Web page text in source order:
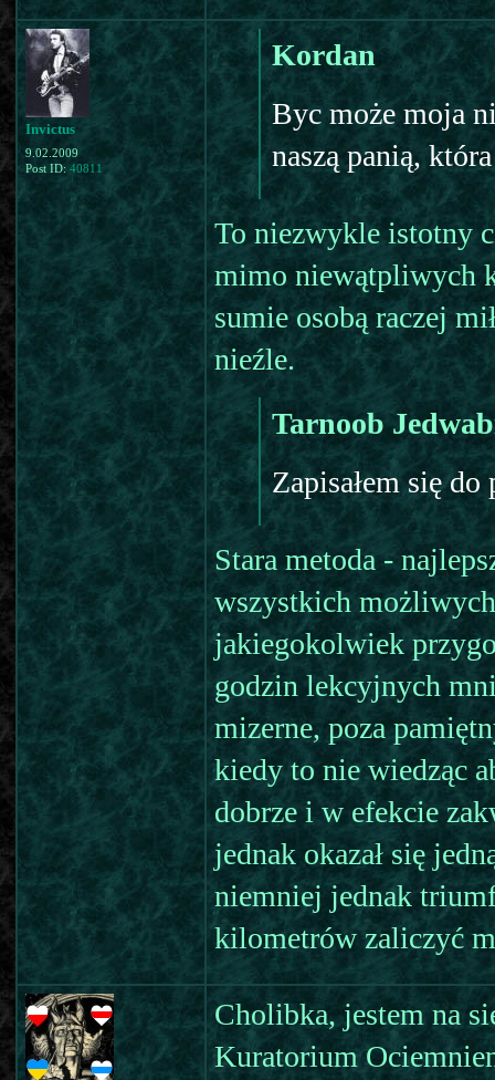
Invictus
9.02.2009
Post ID: 40811
Kordan
Byc może moja
naszą panią,
To niezwykle istotny
mimo niewątpliwych
sumie osobą raczej
nieźle.
Tarnoob
Zapisałem się
Stara metoda -
wszystkich
jakiegokolwiek
godzin lekcyjnych
mizerne, poza
kiedy to nie wiedząc
dobrze i w efekcie
jednak okazał się
niemniej jednak
kilometrów zaliczyć
Cholibka, jestem na
Kuratorium